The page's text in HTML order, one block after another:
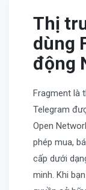
Thị
dùng
động
Fragment là
Telegram
Open
phép mua,
cấp dưới
minh. Khi